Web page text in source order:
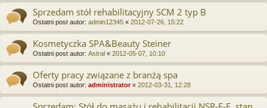
Sprzedam stół rehabilitacyjny SCM 2 typ B
Ostatni post autor: admin12345 « 2012-07-26, 15:22
Kosmetyczka SPA&Beauty Steiner
Ostatni post autor: Astral « 2012-05-07, 10:10
Oferty pracy związane z branżą spa
Ostatni post autor: administrator« 2012-03-31, 12:28